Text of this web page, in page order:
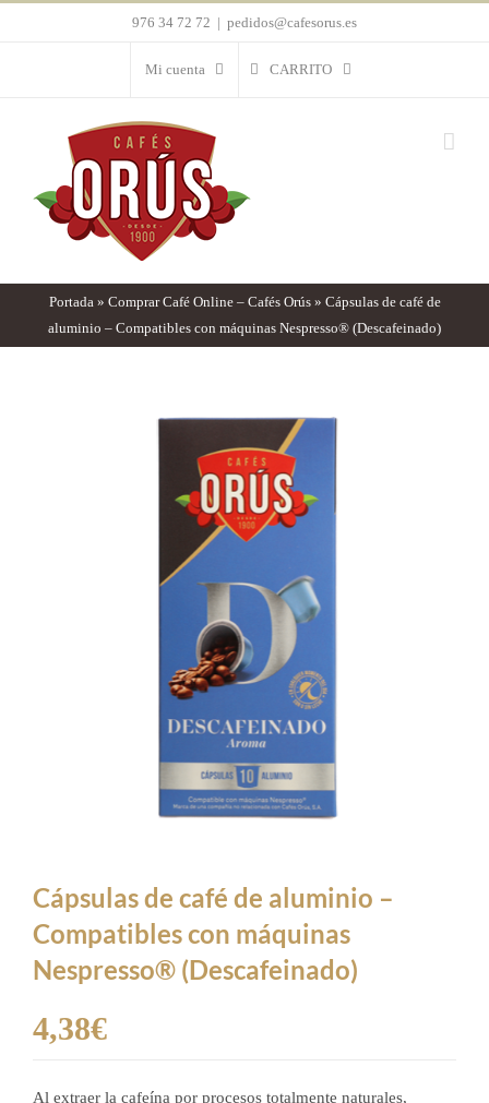
976 34 72 72 | pedidos@cafesorus.es
Mi cuenta CARRITO
Portada » Comprar Café Online – Cafés Orús» Cápsulas de café de
aluminio – Compatibles con máquinas Nespresso® (Descafeinado)
Cápsulas de café de aluminio –
Compatibles con máquinas
Nespresso® (Descafeinado)
4,38€
Al extraer la cafeína por procesos totalmente naturales,